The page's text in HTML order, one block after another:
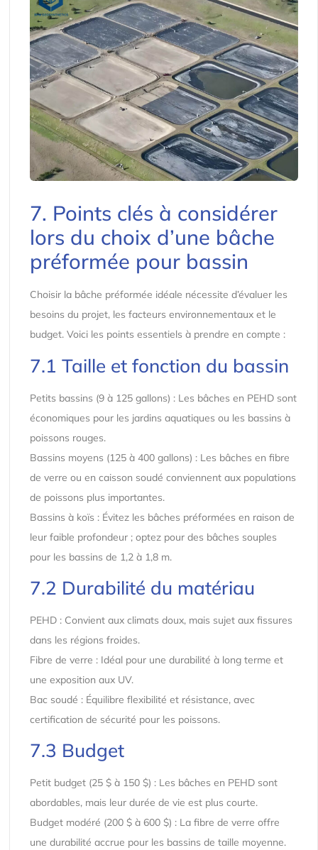
7. Points clés à considérer
lors du choix d’une bâche
préformée pour bassin
Choisir la bâche préformée idéale nécessite d’évaluer les
besoins du projet, les facteurs environnementaux et le
budget. Voici les points essentiels à prendre en compte :
7.1 Taille et fonction du bassin
Petits bassins (9 à 125 gallons) : Les bâches en PEHD sont
économiques pour les jardins aquatiques ou les bassins à
poissons rouges.
Bassins moyens (125 à 400 gallons) : Les bâches en fibre
de verre ou en caisson soudé conviennent aux populations
de poissons plus importantes.
Bassins à koïs : Évitez les bâches préformées en raison de
leur faible profondeur ; optez pour des bâches souples
pour les bassins de 1,2 à 1,8 m.
7.2 Durabilité du matériau
PEHD : Convient aux climats doux, mais sujet aux fissures
dans les régions froides.
Fibre de verre : Idéal pour une durabilité à long terme et
une exposition aux UV.
Bac soudé : Équilibre flexibilité et résistance, avec
certification de sécurité pour les poissons.
7.3 Budget
Petit budget (25 $ à 150 $) : Les bâches en PEHD sont
abordables, mais leur durée de vie est plus courte.
Budget modéré (200 $ à 600 $) : La fibre de verre offre
une durabilité accrue pour les bassins de taille moyenne.